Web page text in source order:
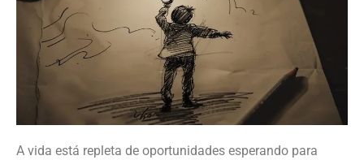
A vida está repleta de oportunidades esperando para